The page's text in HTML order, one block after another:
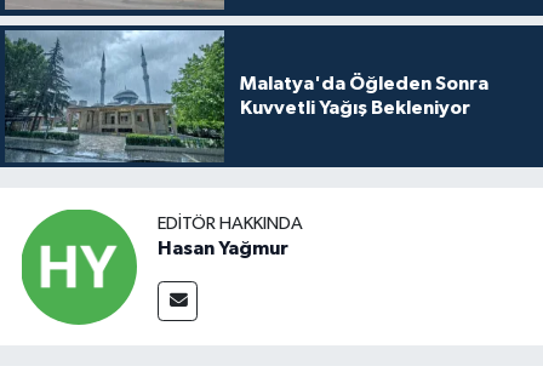
Malatya'da Öğleden Sonra
Kuvvetli Yağış Bekleniyor
EDITÖR HAKKINDA
Hasan Yağmur